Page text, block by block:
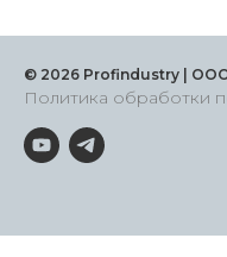
© 2026 Profindustry |
Политика обработки